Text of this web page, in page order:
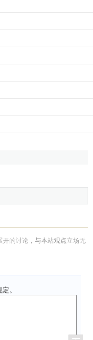
开的讨论，与本站观点立场无
。